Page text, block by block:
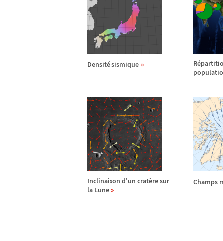
Densitésismique Ré
Inclinaison d'un cratère sur
la Lune
Champs